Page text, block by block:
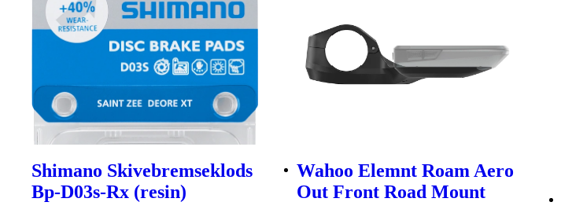
Shimano Skivebremseklods
Bp-D03s-Rx (resin)
Wahoo Elemnt Roam Aero
Out Front Road Mount